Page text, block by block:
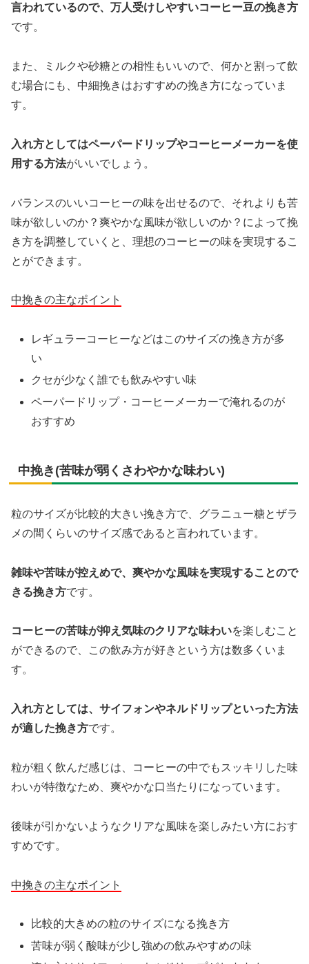
言われているので、万人受けしやすいコーヒー豆の挽き方
です。
また、ミルクや砂糖との相性もいいので、何かと割って飲
む場合にも、中細挽きはおすすめの挽き方になっていま
す。
入れ方としてはペーパードリップやコーヒーメーカーを使
用する方法がいいでしょう。
バランスのいいコーヒーの味を出せるので、それよりも苦
味が欲しいのか？爽やかな風味が欲しいのか？によって挽
き方を調整していくと、理想のコーヒーの味を実現するこ
とができます。
中挽きの主なポイント
レギュラーコーヒーなどはこのサイズの挽き方が多
い
クセが少なく誰でも飲みやすい味
ペーパードリップ・コーヒーメーカーで淹れるのが
おすすめ
中挽き(苦味が弱くさわやかな味わい)
粒のサイズが比較的大きい挽き方で、グラニュー糖とザラ
メの間くらいのサイズ感であると言われています。
雑味や苦味が控えめで、爽やかな風味を実現することので
きる挽き方です。
コーヒーの苦味が抑え気味のクリアな味わいを楽しむこと
ができるので、この飲み方が好きという方は数多くいま
す。
入れ方としては、サイフォンやネルドリップといった方法
が適した挽き方です。
粒が粗く飲んだ感じは、コーヒーの中でもスッキリした味
わいが特徴なため、爽やかな口当たりになっています。
後味が引かないようなクリアな風味を楽しみたい方におす
すめです。
中挽きの主なポイント
比較的大きめの粒のサイズになる挽き方
苦味が弱く酸味が少し強めの飲みやすめの味